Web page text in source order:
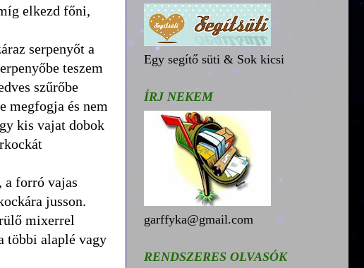
elkezd főni,
serpenyőt a
teszem
szűrőbe
megfogja és nem
kis vajat dobok
a forró vajas
jusson.
mixerrel
többi alaplé vagy
Egy segítő süti & Sok kicsi
ÍRJ NEKEM
garffyka@gmail.com
RENDSZERES OLVASÓK